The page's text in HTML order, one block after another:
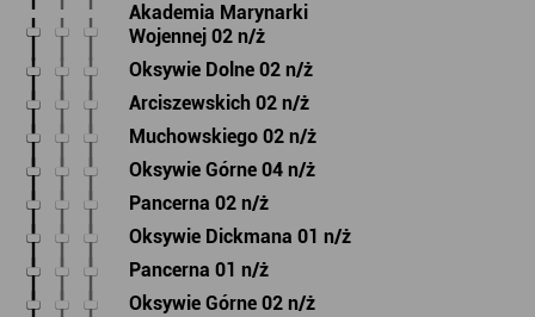
Akademia Marynarki
Wojennej 02 n/ż
Oksywie Dolne 02 n/ż
Arciszewskich 02 n/ż
Muchowskiego 02 n/ż
Oksywie Górne 04 n/ż
Pancerna 02 n/ż
Oksywie Dickmana 01 n/ż
Pancerna 01 n/ż
Oksywie Górne 02 n/ż